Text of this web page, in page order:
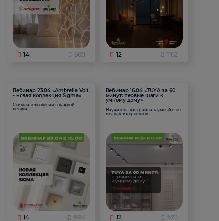
14 660 12 1102
Вебинар 23.04 «Ambrella Volt
- новая коллекция Sigma»
Стиль и технологии в каждой
детали
14 684
Вебинар 16.04 «TUYA за 60
минут: первые шаги к
умному дому»
Научитесь настраивать умный свет
для ваших проектов
12 620